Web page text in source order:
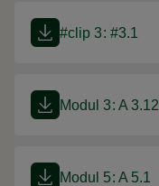
#clip 3: #3.1
Modul 3: A 3.12
Modul 5: A 5.1